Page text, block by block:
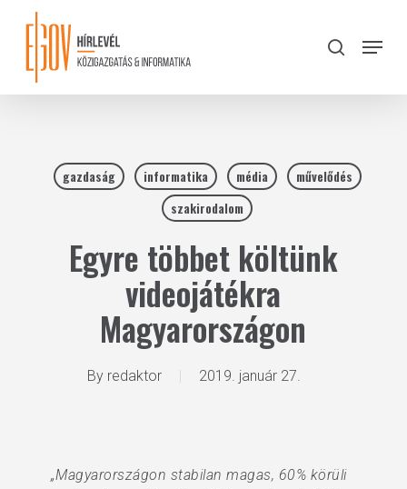
content
search
Menu
gazdaság informatika média
művelődés
szakirodalom
Egyre többet költünk
videojátékra
Magyarországon
By redaktor 2019. január 27.
„Magyarországon stabilan magas, 60% körüli
Close